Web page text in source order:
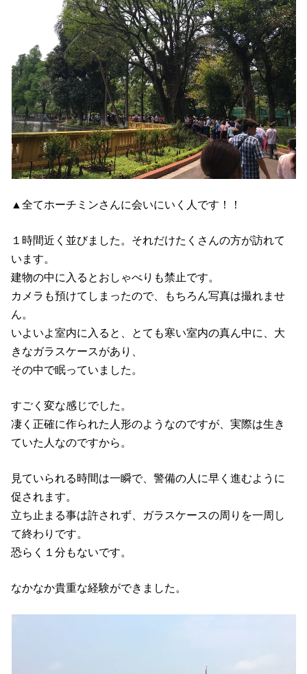
▲全てホーチミンさんに会いにいく人です！！
１時間近く並びました。それだけたくさんの方が訪れて
います。
建物の中に入るとおしゃべりも禁止です。
カメラも預けてしまったので、もちろん写真は撮れませ
ん。
いよいよ室内に入ると、とても寒い室内の真ん中に、大
きなガラスケースがあり、
その中で眠っていました。
すごく変な感じでした。
凄く正確に作られた人形のようなのですが、実際は生き
ていた人なのですから。
見ていられる時間は一瞬で、警備の人に早く進むように
促されます。
立ち止まる事は許されず、ガラスケースの周りを一周し
て終わりです。
恐らく１分もないです。
なかなか貴重な経験ができました。